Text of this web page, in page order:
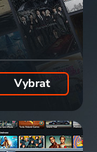
Vybrat